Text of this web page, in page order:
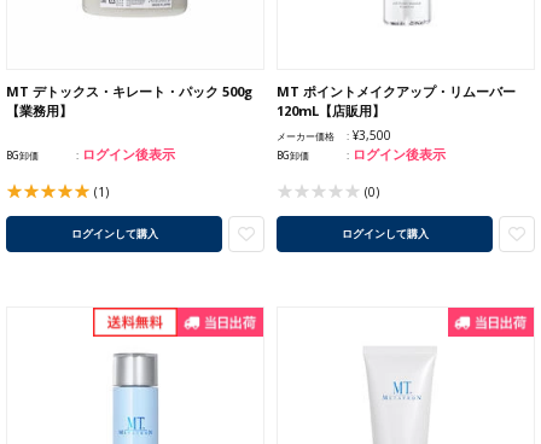
MT デトックス・キレート・パック 500g
【業務用】
BG卸価 ログイン後表示
(1)
ログインして購入
MT ポイントメイクアップ・リムーバー
120mL【店販用】
メーカー価格 ¥3,500
BG卸価 ログイン後表示
(0)
ログインして購入